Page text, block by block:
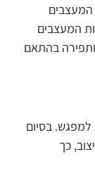
המעצבים
המעצבים
ותפירה בהתאם
פעם בשבוע 5 שעות אקדמיות למפגש. בסיום
כך